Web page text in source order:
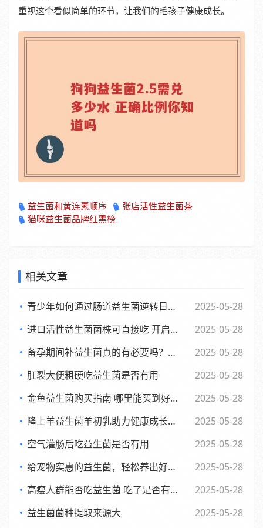
重视这个看似简单的环节，让我们的毛孩子健康成长。
益生菌和黄连素顺序
张店活性益生菌茶
猫咪益生菌品牌红黑榜
相关文章
青少年如何通过肠道益生菌逆转日常倦怠，活力满满每一天
2025-05-28
进口活性益生菌菌株可直接吃 开启健康新体验
2025-05-28
备孕期间补益生菌真的有必要吗？了解背后的和科学依据
2025-05-28
肛裂大便粗硬吃益生菌是否有用
2025-05-28
金鱼益生菌购买指南 哪里能买到好用又实惠的金鱼益生菌
2025-05-28
隆上羊益生菌羊初乳助力健康成长的全新探索与应用
2025-05-28
空气灌肠后吃益生菌是否有用
2025-05-28
给宠物实惠的益生菌，轻松养出好肚子，赶快来看看吧
2025-05-28
高瘦人群能否吃益生菌 吃了是否有效果
2025-05-28
益生菌菌种提取来源大
2025-05-28